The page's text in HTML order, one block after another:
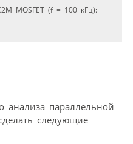
MOSFET (f = 100 кГц):
анализа параллельной
следующие